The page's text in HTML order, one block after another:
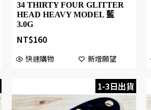
34 THIRTY FOUR GLITTER
HEAD HEAVY MODEL 藍
3.0G
NT$160
快速購物 新增願望
1-3日出貨